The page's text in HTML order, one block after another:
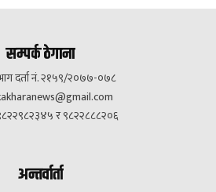
सम्पर्क ठेगाना
दर्ता नं. २१५९/२०७७-०७८
र ९८२२८८८२०६
अन्तर्वार्ता